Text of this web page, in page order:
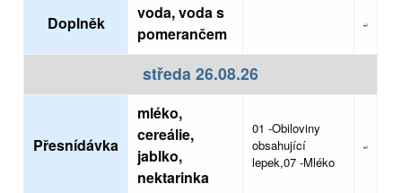
Doplněk
voda, voda s
pomerančem
středa 26.08.26
Přesnídávka
mléko,
cereálie,
jablko,
nektarinka
01 -Obiloviny
obsahující
lepek,07 -Mléko